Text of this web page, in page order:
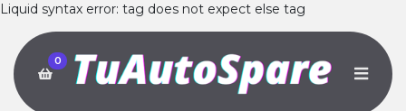
Liquid syntax error: tag does not expect else tag
0